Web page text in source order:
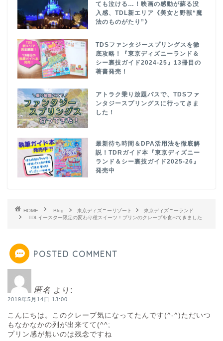
ても泣ける…！映画の感動が蘇る没
入感、TDL新エリア《美女と野獣“魔
法のものがたり”》
TDSファンタジースプリングスを徹
底攻略！『東京ディズニーランド＆
シー裏技ガイド2024-25』13冊目の
著書発売！
アトラク乗り放題パスで、TDSファ
ンタジースプリングスに行ってきま
した！
最新待ち時間＆DPA活用法を徹底解
説！TDRガイド本『東京ディズニー
ランド＆シー裏技ガイド2025-26』
発売中
HOME Blog 東京ディズニーリゾート
東京ディズニーランド
TDLイースター限定の変わり種スイーツ！プリンのクレープを食べてきました
POSTED COMMENT
匿名 より:
2019年5月14日 13:00
こんにちは。このクレープ気になってたんです(^-^)ただいつ
もなかなかの列が出来てて(^^;
プリン感が無いのは残念ですね